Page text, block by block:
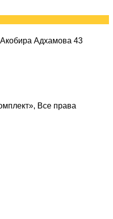
Адхамова 43
Все права